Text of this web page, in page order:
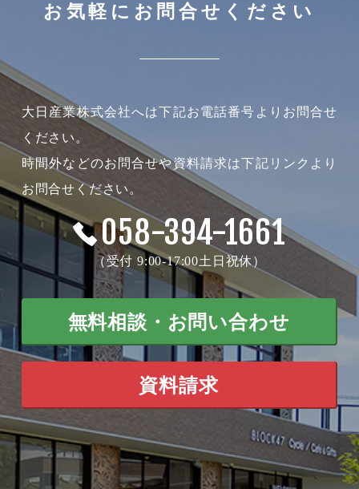
お気軽にお問合せください
大日産業株式会社へは下記お電話番号よりお問合せ
ください。
時間外などのお問合せや資料請求は下記リンクより
お問合せください。
058-394-1661
（受付 9:00-17:00土日祝休）
無料相談・お問い合わせ
資料請求